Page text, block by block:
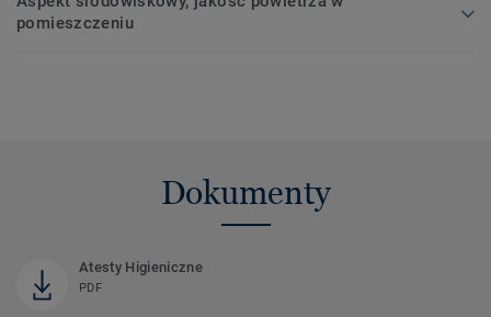
pomieszczeniu
Dokumenty
Atesty Higieniczne
PDF